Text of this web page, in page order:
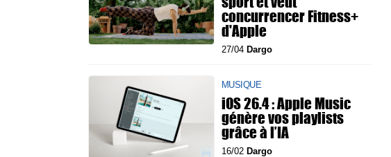
concurrencer Fitness+
d'Apple
27/04 Dargo
MUSIQUE
iOS 26.4 : Apple Music
génère vos playlists
grâce à l’IA
16/02 Dargo